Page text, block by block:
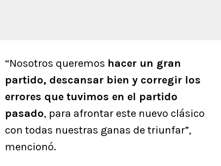
“Nosotros queremos hacer un gran
partido, descansar bien y corregir los
errores que tuvimos en el partido
pasado, para afrontar este nuevo clásico
con todas nuestras ganas de triunfar”,
mencionó.